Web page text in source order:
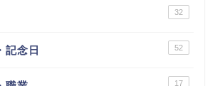
32
記念日 52
17